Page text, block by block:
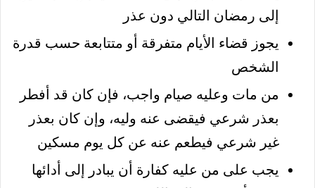
إلى رمضان التالي دون عذر
يجوز قضاء الأيام متفرقة أو متتابعة حسب قدرة
الشخص
من مات وعليه صيام واجب، فإن كان قد أفطر
بعذر شرعي فيقضى عنه وليه، وإن كان بعذر
غير شرعي فيطعم عنه عن كل يوم مسكين
يجب على من عليه كفارة أن يبادر إلى أدائها